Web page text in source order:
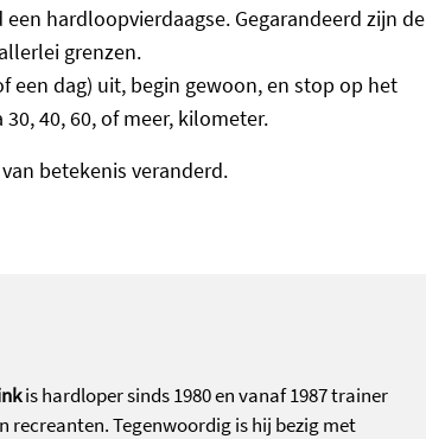
hardloopvierdaagse. Gegarandeerd zijn de
grenzen.
een dag) uit, begin gewoon, en stop op het
40, 60, of meer, kilometer.
betekenis veranderd.
is hardloper sinds 1980 en vanaf 1987 trainer
recreanten. Tegenwoordig is hij bezig met